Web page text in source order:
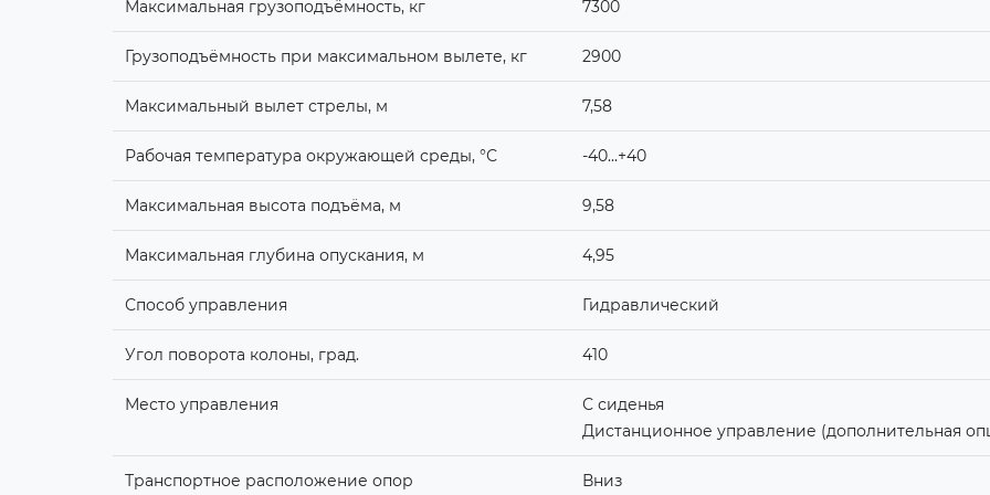
Максимальная грузоподъёмность, кг 7300
Грузоподъёмность при максимальном вылете, кг 2900
Максимальный вылет стрелы, м 7,58
Рабочая температура окружающей среды, °С -40...+40
Максимальная высота подъёма, м 9,58
Максимальная глубина опускания, м 4,95
Способ управления Гидравлический
Угол поворота колоны, град. 410
Место управления
С сиденья
Дистанционное управление (дополнительная
Транспортное расположение опор Вниз